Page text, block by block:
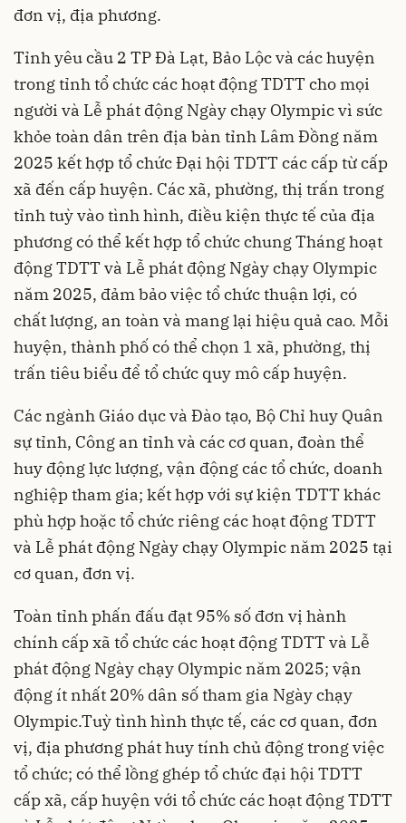
đơn vị, địa phương.
Tỉnh yêu cầu 2 TP Đà Lạt, Bảo Lộc và các huyện
trong tỉnh tổ chức các hoạt động TDTT cho mọi
người và Lễ phát động Ngày chạy Olympic vì sức
khỏe toàn dân trên địa bàn tỉnh Lâm Đồng năm
2025 kết hợp tổ chức Đại hội TDTT các cấp từ cấp
xã đến cấp huyện. Các xã, phường, thị trấn trong
tỉnh tuỳ vào tình hình, điều kiện thực tế của địa
phương có thể kết hợp tổ chức chung Tháng hoạt
động TDTT và Lễ phát động Ngày chạy Olympic
năm 2025, đảm bảo việc tổ chức thuận lợi, có
chất lượng, an toàn và mang lại hiệu quả cao. Mỗi
huyện, thành phố có thể chọn 1 xã, phường, thị
trấn tiêu biểu để tổ chức quy mô cấp huyện.
Các ngành Giáo dục và Đào tạo, Bộ Chỉ huy Quân
sự tỉnh, Công an tỉnh và các cơ quan, đoàn thể
huy động lực lượng, vận động các tổ chức, doanh
nghiệp tham gia; kết hợp với sự kiện TDTT khác
phù hợp hoặc tổ chức riêng các hoạt động TDTT
và Lễ phát động Ngày chạy Olympic năm 2025 tại
cơ quan, đơn vị.
Toàn tỉnh phấn đấu đạt 95% số đơn vị hành
chính cấp xã tổ chức các hoạt động TDTT và Lễ
phát động Ngày chạy Olympic năm 2025; vận
động ít nhất 20% dân số tham gia Ngày chạy
Olympic.Tuỳ tình hình thực tế, các cơ quan, đơn
vị, địa phương phát huy tính chủ động trong việc
tổ chức; có thể lồng ghép tổ chức đại hội TDTT
cấp xã, cấp huyện với tổ chức các hoạt động TDTT